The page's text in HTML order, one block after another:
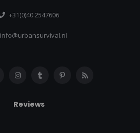
+31(0)40 2547606
info@urbansurvival.nl
Reviews